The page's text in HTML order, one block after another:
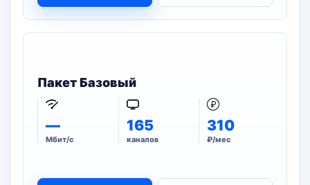
Пакет Базовый
—
Мбит/с
165
каналов
310
₽/мес